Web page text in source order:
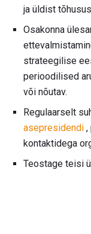
ja üldist
Osakonna
strateegilise
perioodilised
või nõutav.
Regulaarselt
asepresidendi ,
kontaktidega
Teostage teisi